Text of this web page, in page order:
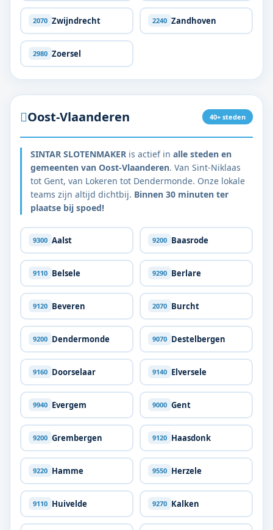
2070 Zwijndrecht 2240 Zandhoven
2980 Zoersel
Oost-Vlaanderen 40+ steden
SINTAR SLOTENMAKER is actief in alle steden en
gemeenten van Oost-Vlaanderen. Van Sint-Niklaas
tot Gent, van Lokeren tot Dendermonde. Onze lokale
teams zijn altijd dichtbij. Binnen 30 minuten ter
plaatse bij spoed!
9300 Aalst 9200 Baasrode
9110 Belsele 9290 Berlare
9120 Beveren 2070 Burcht
9200 Dendermonde 9070 Destelbergen
9160 Doorselaar 9140 Elversele
9940 Evergem 9000 Gent
9200 Grembergen 9120 Haasdonk
9220 Hamme 9550 Herzele
9110 Huivelde 9270 Kalken